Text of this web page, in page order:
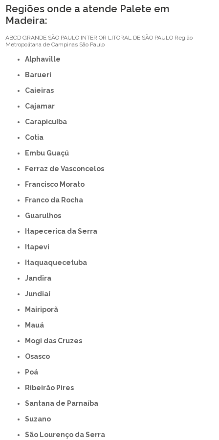
Regiões onde a atende Palete em
Madeira:
ABCD GRANDE SÃO PAULO INTERIOR LITORAL DE SÃO PAULO Região
Metropolitana de Campinas São Paulo
Alphaville
Barueri
Caieiras
Cajamar
Carapicuíba
Cotia
Embu Guaçú
Ferraz de Vasconcelos
Francisco Morato
Franco da Rocha
Guarulhos
Itapecerica da Serra
Itapevi
Itaquaquecetuba
Jandira
Jundiaí
Mairiporã
Mauá
Mogi das Cruzes
Osasco
Poá
Ribeirão Pires
Santana de Parnaíba
Suzano
São Lourenço da Serra